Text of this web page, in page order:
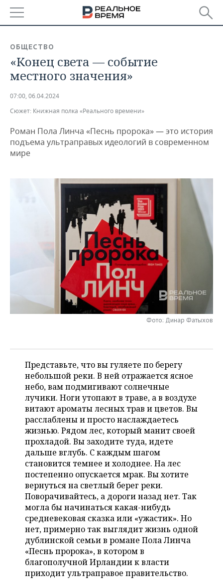
БАШКОРТОСТАН
ТАТАРСТАН
НОВОСТИ
АНАЛИТИКА
ДЕКЛАРАЦИИ О ДОХОДАХ
КОРОЛИ ГОСЗАКАЗА ПФО
КОМУ ПРИНАДЛЕЖАТ
ТОРГОВЫЕ ЦЕНТРЫ
НОВОСТИ ЭКОНОМИКИ
ФИНАНСЫ
ПРОМЫШЛЕННОСТЬ
НОВОСТИ
ПРОМЫШЛЕННОСТИ
АГРОПРОМ
МАШИНОСТРОЕНИЕ
НЕДВИЖИМОСТЬ
НОВОСТИ АВТО
НОВОСТИ БИЗНЕСА
РОЗНИЧНАЯ ТОРГОВЛЯ
НОВОСТИ ТЕХНОЛОГИЙ
ТЕЛЕКОММУНИКАЦИИ
МЕРОПРИЯТИЯ
НОВОСТИ МЕРОПРИЯТИЙ
ВЫЕЗДНАЯ РЕДАКЦИЯ
БИЗНЕС-БРАНЧИ
НОВОСТИ СПОРТА
ВОЛЕЙБОЛ
КИБЕРСПОРТ
ФИГУРНОЕ КАТАНИЕ
ВОДНЫЕ ВИДЫ СПОРТА
ХОККЕЙ С МЯЧОМ
НОВОСТИ ОБЩЕСТВА
ИСТОРИЯ
КУЛЬТУРА
МЕДИЦИНА
ОБРАЗОВАНИЕ
ПРОИСШЕСТВИЯ
ФОТОГАЛЕРЕЯ
СПИСОК ПЕРСОН
СПИСОК КОМПАНИЙ
ПОЛНАЯ ВЕРСИЯ
ОБЩЕСТВО
«Конец света — событие
местного значения»
07:00, 06.04.2024
Сюжет: Книжная полка «Реального времени»
Роман Пола Линча «Песнь пророка» — это история
подъема ультраправых идеологий в современном
мире
Фото: Динар Фатыхов
Представьте, что вы гуляете по берегу
небольшой реки. В ней отражается ясное
небо, вам подмигивают солнечные
лучики. Ноги утопают в траве, а в воздухе
витают ароматы лесных трав и цветов. Вы
расслаблены и просто наслаждаетесь
жизнью. Рядом лес, который манит своей
прохладой. Вы заходите туда, идете
дальше вглубь. С каждым шагом
становится темнее и холоднее. На лес
постепенно опускается мрак. Вы хотите
вернуться на светлый берег реки.
Поворачивайтесь, а дороги назад нет. Так
могла бы начинаться какая-нибудь
средневековая сказка или «ужастик». Но
нет, примерно так выглядит жизнь одной
дублинской семьи в романе Пола Линча
«Песнь пророка», в котором в
благополучной Ирландии к власти
приходит ультраправое правительство.